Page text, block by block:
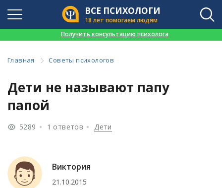
ВСЕ ПСИХОЛОГИ
18 лет помогаем людям
Получить консультацию психолога
Главная Советы психологов
Дети не называют папу
папой
5289 1 ответов Дети
Виктория
21.10.2015